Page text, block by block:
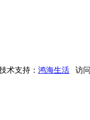
术支持： 鸿海生活 访